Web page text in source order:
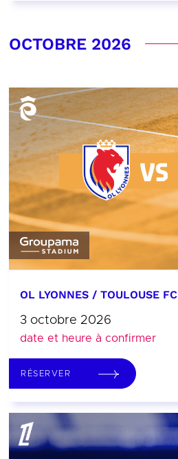
OCTOBRE 2026
OL LYONNES / TOULOUSE FC
3 octobre 2026
date et heure à confirmer
RÉSERVER